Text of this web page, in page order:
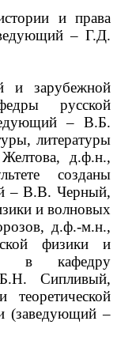
и права
– Г.Д.
и зарубежной
русской
– В.Б.
литературы
д.ф.н.,
созданы
– В.В. Черный,
и волновых
д.ф.-м.н.,
физики и
в кафедру
Сипливый,
(заведующий –